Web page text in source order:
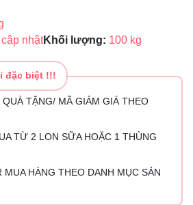
nhậtKhối lượng: 100 kg
đặc biệt !!!
QUÀ TẶNG/ MÃ GIẢM GIÁ THEO
TỪ 2 LON SỮA HOẶC 1 THÙNG
MUA HÀNG THEO DANH MỤC SẢN